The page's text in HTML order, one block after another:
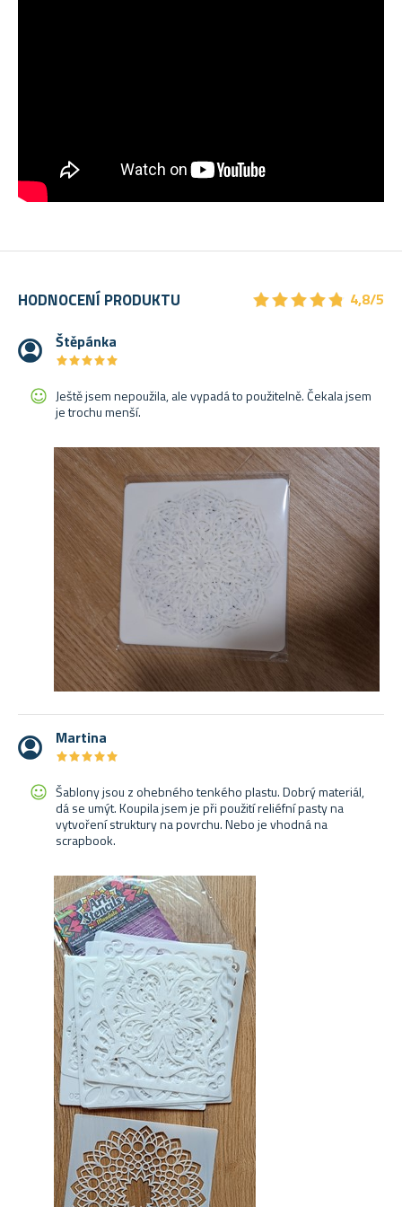
HODNOCENÍ PRODUKTU ★★★★★
★★★★★ 4,8/5
Štěpánka
★★★★★
★★★★★
Ještě jsem nepoužila, ale vypadá to použitelně. Čekala jsem
je trochu menší.
Martina
★★★★★
★★★★★
Šablony jsou z ohebného tenkého plastu. Dobrý materiál,
dá se umýt. Koupila jsem je při použití reliéfní pasty na
vytvoření struktury na povrchu. Nebo je vhodná na
scrapbook.